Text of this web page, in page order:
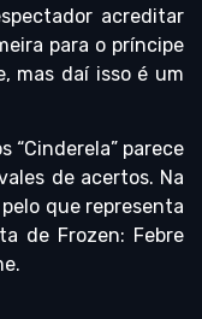
acreditar
para o príncipe
mas daí isso é um
“Cinderela” parece
de acertos. Na
que representa
de Frozen: Febre